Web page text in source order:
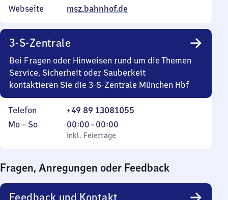
Webseite
msz.bahnhof.de
3-S-Zentrale
Bei Fragen oder Hinweisen rund um die Themen
Service, Sicherheit oder Sauberkeit
kontaktieren Sie die 3-S-Zentrale München Hbf
Telefon
+49 89 13081055
Montag
Mo – So,
inkl. Feiertage
00:00–00:00
Von
0
0
Uhr
inkl. Feiertage
Fragen, Anregungen oder Feedback
Feedback und Kontakt